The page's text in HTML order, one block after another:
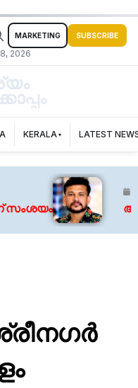
2026
MARKETING SUBSCRIBE
KERALA LATEST
അർജുൻ